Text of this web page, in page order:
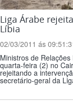
Liga Árabe
Líbia
02/03/2011 ás
Ministros de
quarta-feira (2) no
rejeitando a
secretário-geral da